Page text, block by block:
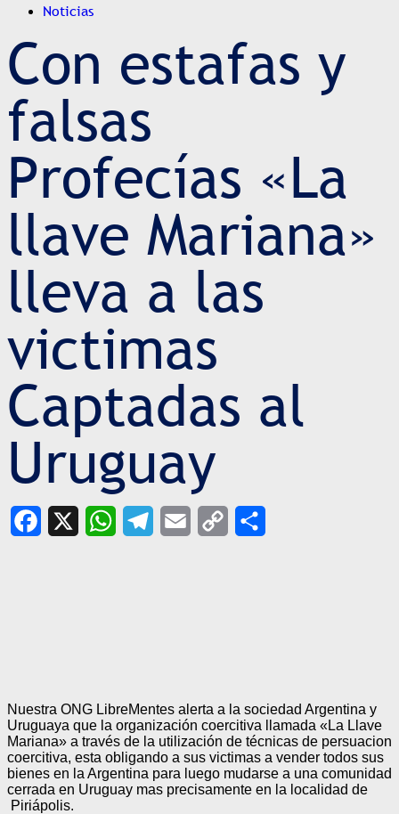
Noticias
Con estafas y
falsas
Profecías «La
llave Mariana»
lleva a las
victimas
Captadas al
Uruguay
Nuestra ONG LibreMentes alerta a la sociedad Argentina y
Uruguaya que la organización coercitiva llamada «La Llave
Mariana» a través de la utilización de técnicas de persuacion
coercitiva, esta obligando a sus victimas a vender todos sus
bienes en la Argentina para luego mudarse a una comunidad
cerrada en Uruguay mas precisamente en la localidad de
Piriápolis.